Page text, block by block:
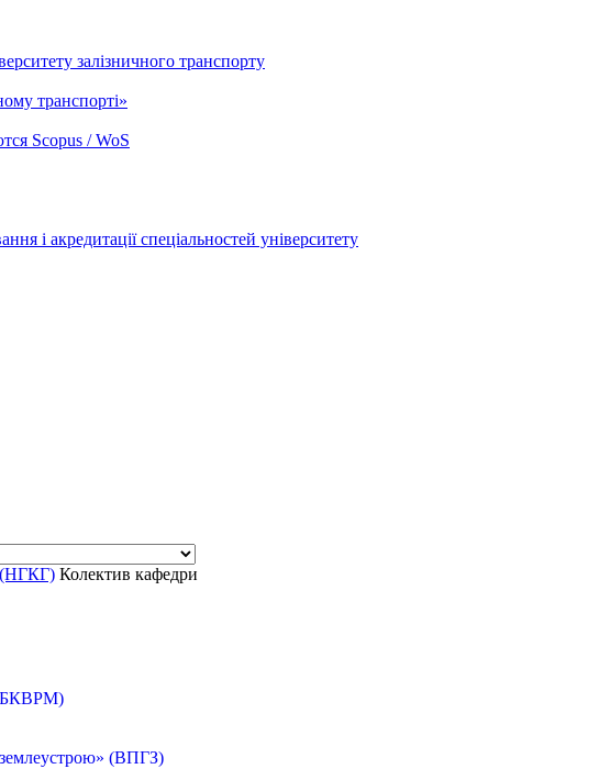
залізничного транспорту
транспорті»
Scopus / WoS
і акредитації спеціальностей університету
(НГКГ) Колектив кафедри
(БКВРМ)
землеустрою» (ВПГЗ)